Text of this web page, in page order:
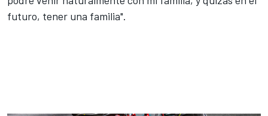
futuro, tener una familia".